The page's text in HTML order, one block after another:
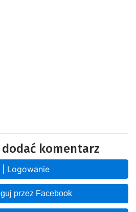
komentarz
Logowanie
przez Facebook